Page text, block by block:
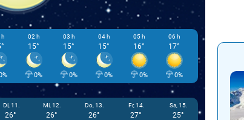
h 02 h
15°
0%
03 h
15°
0%
04 h
15°
0%
05 h
16°
0%
06 h
17°
0%
07 h
Di, 11.
26°
Mi, 12.
26°
Do, 13.
26°
Fr, 14.
27°
Sa, 15.
25°